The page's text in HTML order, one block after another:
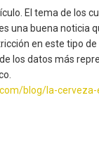
El tema de los
una buena noticia
en este tipo de
los datos más
blog/la-